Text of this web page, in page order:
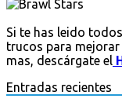
Si te has leido
trucos para mejorar
mas, descárgate el
Entradas recientes